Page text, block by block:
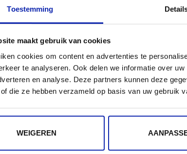
Toestemming
maakt gebruik van cookies
cookies om content en advertenties te
te analyseren. Ook delen we informatie over
en analyse. Deze partners kunnen deze
die ze hebben verzameld op basis van uw gebruik
WEIGEREN
cherchez d'autres extensions de noms de